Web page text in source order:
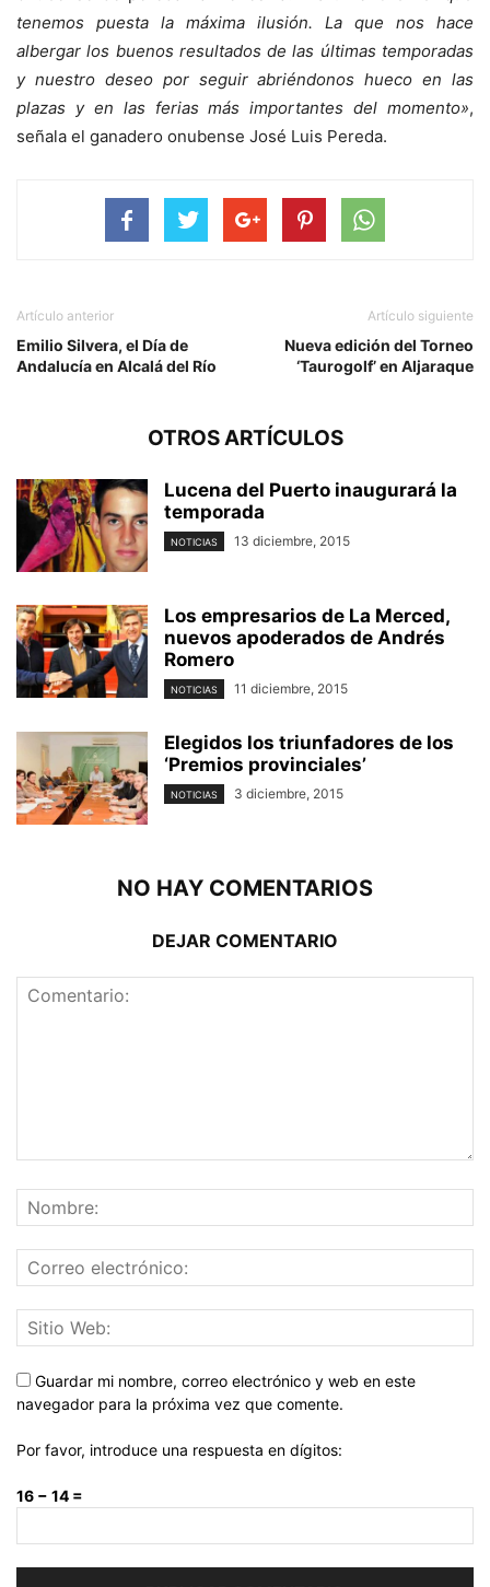
tenemos puesta la máxima ilusión. La que nos hace
albergar los buenos resultados de las últimas temporadas
y nuestro deseo por seguir abriéndonos hueco en las
plazas y en las ferias más importantes del momento»,
señala el ganadero onubense José Luis Pereda.
Artículo anterior
Emilio Silvera, el Día de
Andalucía en Alcalá del Río
Artículo siguiente
Nueva edición del Torneo
‘Taurogolf’ en Aljaraque
OTROS ARTÍCULOS
Lucena del Puerto inaugurará la
temporada
NOTICIAS 13 diciembre, 2015
Los empresarios de La Merced,
nuevos apoderados de Andrés
Romero
NOTICIAS 11 diciembre, 2015
Elegidos los triunfadores de los
‘Premios provinciales’
NOTICIAS 3 diciembre, 2015
NO HAY COMENTARIOS
DEJAR COMENTARIO
Guardar mi nombre, correo electrónico y web en este
navegador para la próxima vez que comente.
Por favor, introduce una respuesta en dígitos:
16 − 14 =